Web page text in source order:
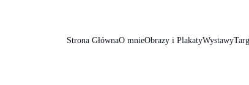
Strona GłównaO mnieObrazy i PlakatyWystawy